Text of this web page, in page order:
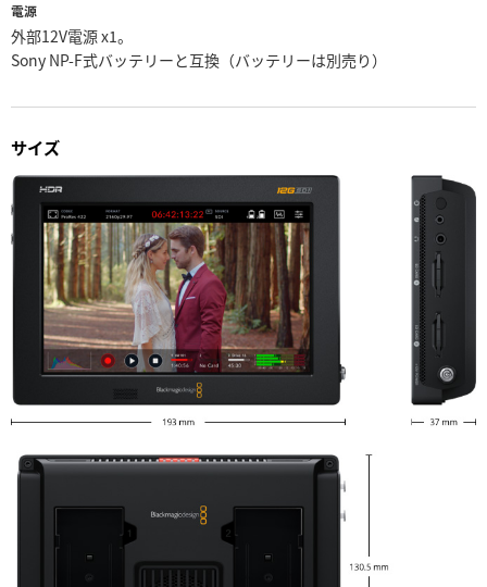
電源
外部12V電源 x1。
Sony NP-F式バッテリーと互換（バッテリーは別売り）
サイズ